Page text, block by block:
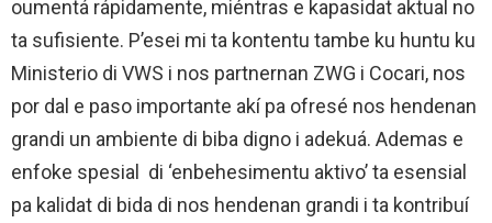
oumentá rápidamente, miéntras e kapasidat aktual no
ta sufisiente. P’esei mi ta kontentu tambe ku huntu ku
Ministerio di VWS i nos partnernan ZWG i Cocari, nos
por dal e paso importante akí pa ofresé nos hendenan
grandi un ambiente di biba digno i adekuá. Ademas e
enfoke spesial di ‘enbehesimentu aktivo’ ta esensial
pa kalidat di bida di nos hendenan grandi i ta kontribuí